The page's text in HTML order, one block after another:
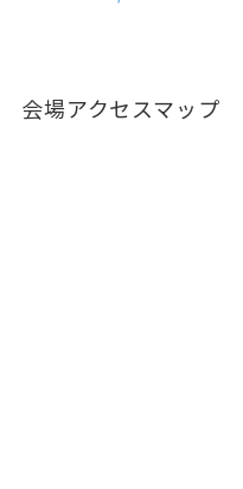
会場アクセスマップ